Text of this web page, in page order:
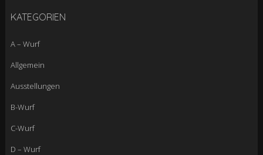
KATEGORIEN
A – Wurf
Allgemein
Ausstellungen
B-Wurf
C-Wurf
D – Wurf